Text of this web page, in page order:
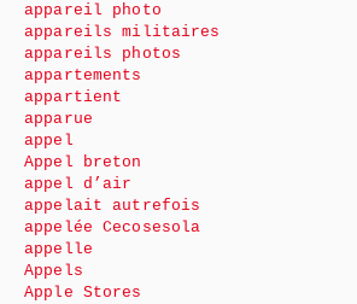
appareil photo
appareils militaires
appareils photos
appartements
appartient
apparue
appel
Appel breton
appel d’air
appelait autrefois
appelée Cecosesola
appelle
Appels
Apple Stores